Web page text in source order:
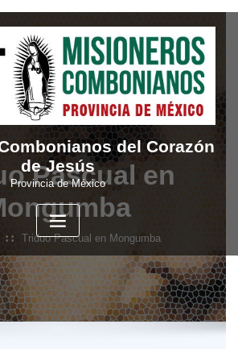
del Corazón
de Jesús
Provincia de México
Pascual en
Triduo Pascual en Mongumba